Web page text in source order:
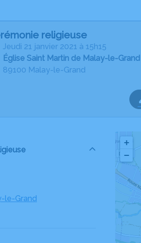
religieuse
jeudi 21 janvier 2021 à 15h15
Église Saint Martin de Malay-le-Grand
89100 Malay-le-Grand
le-Grand
+
−